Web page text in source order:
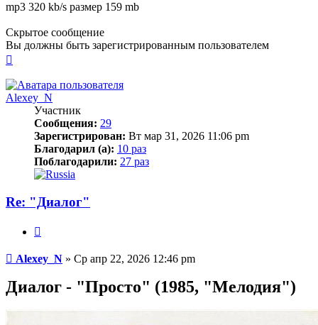
mp3 320 kb/s размер 159 mb
Скрытое сообщение
Вы должны быть зарегистрированным пользователем
началу
Alexey_N
Участник
Сообщения: 29
Зарегистрирован: Вт мар 31, 2026 11:06 pm
Благодарил (а): 10 раз
Поблагодарили: 27 раз
Re: "Диалог"
Сообщение
Alexey_N » Ср апр 22, 2026 12:46 pm
Диалог - "Просто" (1985, "Мелодия")